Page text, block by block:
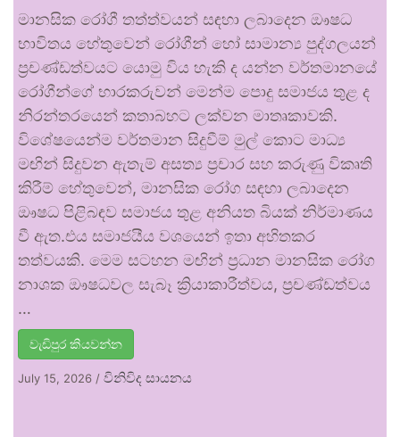
මානසික රෝගී තත්ත්වයන් සඳහා ලබාදෙන ඖෂධ
භාවිතය හේතුවෙන් රෝගීන් හෝ සාමාන්‍ය පුද්ගලයන්
ප්‍රචණ්ඩත්වයට යොමු විය හැකි ද යන්න වර්තමානයේ
රෝගීන්ගේ භාරකරුවන් මෙන්ම පොදු සමාජය තුළ ද
නිරන්තරයෙන් කතාබහට ලක්වන මාතෘකාවකි.
විශේෂයෙන්ම වර්තමාන සිදුවීම් මුල් කොට මාධ්‍ය
මඟින් සිදුවන ඇතැම් අසත්‍ය ප්‍රචාර සහ කරුණු විකෘති
කිරීම් හේතුවෙන්, මානසික රෝග සඳහා ලබාදෙන
ඖෂධ පිළිබඳව සමාජය තුළ අනියත බියක් නිර්මාණය
වී ඇත.එය සමාජයීය වශයෙන් ඉතා අහිතකර
තත්වයකි. මෙම සටහන මඟින් ප්‍රධාන මානසික රෝග
නාශක ඖෂධවල සැබෑ ක්‍රියාකාරීත්වය, ප්‍රචණ්ඩත්වය
…
වැඩිපුර කියවන්න
July 15, 2026 / විනිවිද සායනය